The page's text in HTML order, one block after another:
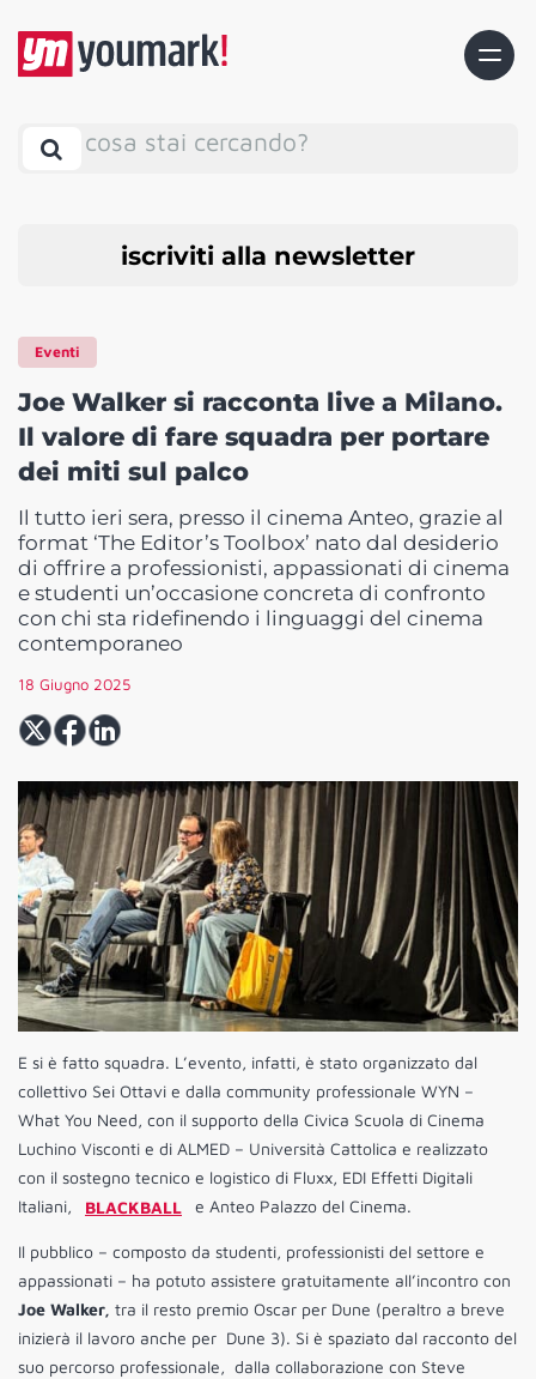
cosa stai cercando?
iscriviti alla newsletter
Eventi
Joe Walker si racconta live a Milano.
Il valore di fare squadra per portare
dei miti sul palco
Il tutto ieri sera, presso il cinema Anteo, grazie al
format ‘The Editor’s Toolbox’ nato dal desiderio
di offrire a professionisti, appassionati di cinema
e studenti un’occasione concreta di confronto
con chi sta ridefinendo i linguaggi del cinema
contemporaneo
18 Giugno 2025
E si è fatto squadra. L’evento, infatti, è stato organizzato dal
collettivo Sei Ottavi e dalla community professionale WYN –
What You Need, con il supporto della Civica Scuola di Cinema
Luchino Visconti e di ALMED – Università Cattolica e realizzato
con il sostegno tecnico e logistico di Fluxx, EDI Effetti Digitali
Italiani,
BLACKBALL e Anteo Palazzo del Cinema.
Il pubblico – composto da studenti, professionisti del settore e
appassionati – ha potuto assistere gratuitamente all’incontro con
Joe Walker, tra il resto premio Oscar per Dune (peraltro a breve
inizierà il lavoro anche per Dune 3). Si è spaziato dal racconto del
suo percorso professionale, dalla collaborazione con Steve